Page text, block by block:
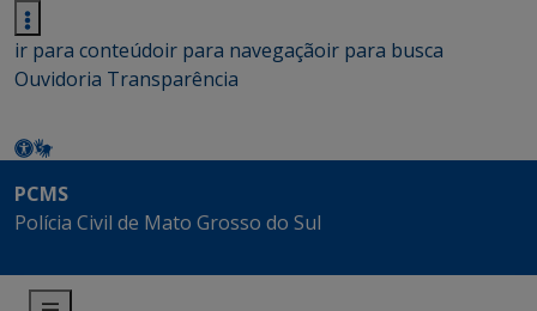
ir para conteúdoir para navegaçãoir para busca
Ouvidoria Transparência
PCMS
Polícia Civil de Mato Grosso do Sul